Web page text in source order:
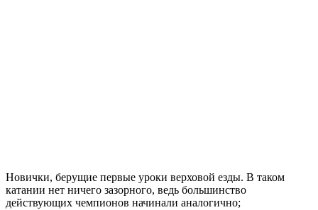
Новички, берущие первые уроки верховой езды. В таком
катании нет ничего зазорного, ведь большинство
действующих чемпионов начинали аналогично;